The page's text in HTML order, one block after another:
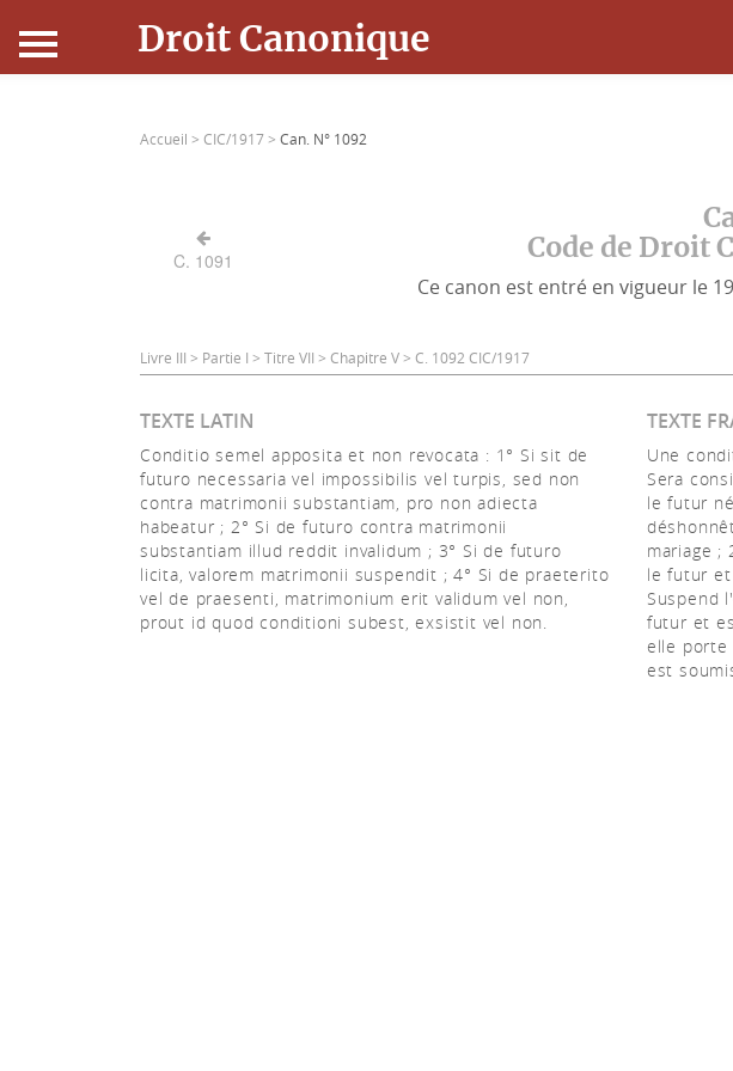
Droit Canonique
Connexion
Accueil > CIC/1917 > Can. N° 1092
C. 1091
Code de Droit
Ce canon est entré en vigueur le
Livre III > Partie I > Titre VII > Chapitre V > C. 1092 CIC/1917
TEXTE LATIN
Conditio semel apposita et non revocata : 1° Si sit de
futuro necessaria vel impossibilis vel turpis, sed non
contra matrimonii substantiam, pro non adiecta
habeatur ; 2° Si de futuro contra matrimonii
substantiam illud reddit invalidum ; 3° Si de futuro
licita, valorem matrimonii suspendit ; 4° Si de praeterito
vel de praesenti, matrimonium erit validum vel non,
prout id quod conditioni subest, exsistit vel non.
TEXTE
Une
Sera
le futur
mariage ;
le futur et
Suspend
futur et
elle porte
est